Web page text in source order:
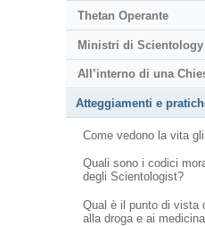
Thetan Operante
Ministri di Scientology
All’interno di una
Atteggiamenti e
Come vedono la vita
Quali sono i codici
degli Scientologist?
Qual è il punto di vista
alla droga e ai